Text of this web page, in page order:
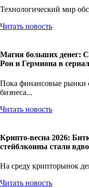
Технологический мир
Читать новость
Магия больших денег:
Рон и Гермиона в
Пока финансовые рынки
бизнеса...
Читать новость
Крипто-весна 2026:
стейблкоины стали
На среду крипторынок
Читать новость